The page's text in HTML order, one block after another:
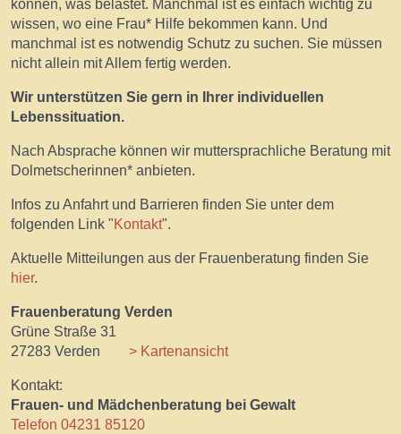
können, was belastet. Manchmal ist es einfach wichtig zu
wissen, wo eine Frau* Hilfe bekommen kann. Und
manchmal ist es notwendig Schutz zu suchen. Sie müssen
nicht allein mit Allem fertig werden.
Wir unterstützen Sie gern in Ihrer individuellen
Lebenssituation.
Nach Absprache können wir muttersprachliche Beratung mit
Dolmetscherinnen* anbieten.
Infos zu Anfahrt und Barrieren finden Sie unter dem
folgenden Link "Kontakt".
Aktuelle Mitteilungen aus der Frauenberatung finden Sie
hier.
Frauenberatung Verden
Grüne Straße 31
27283 Verden> Kartenansicht
Kontakt:
Frauen- und Mädchenberatung bei Gewalt
Telefon 04231 85120